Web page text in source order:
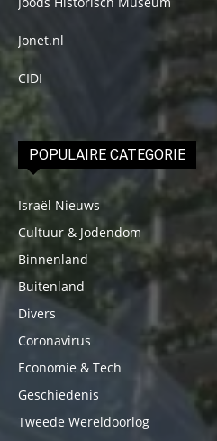
Jonet.nl
CIDI
POPULAIRE CATEGORIE
Israël Nieuws
Cultuur & Jodendom
Binnenland
Buitenland
Divers
Coronavirus
Economie & Tech
Geschiedenis
Tweede Wereldoorlog